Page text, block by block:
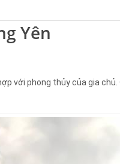
Yên
với phong thủy của gia